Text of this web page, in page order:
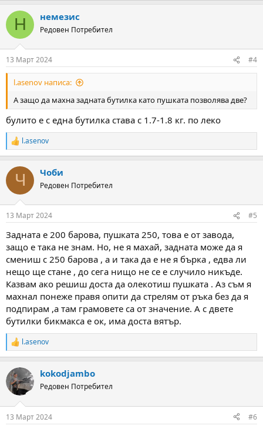
Н немезис
Редовен Потребител
13 Март 2024 #4
l.asenov написа:
А защо да махна задната бутилка като пушката позволява две?
булито е с една бутилка става с 1.7-1.8 кг. по леко
R
e
c
i
s
l.asenov
Ч Чоби
Редовен Потребител
13 Март 2024 #5
Задната е 200 барова, пушката 250, това е от завода,
защо е така не знам. Но, не я махай, задната може да я
смениш с 250 барова , а и така да е не я бърка , едва ли
нещо ще стане , до сега нищо не се е случило никъде.
Казвам ако решиш доста да олекотиш пушката . Аз съм я
махнал понеже правя опити да стрелям от ръка без да я
подпирам ,а там грамовете са от значение. А с двете
бутилки бикмакса е ок, има доста вятър.
R
e
c
t
i
s
l.asenov
kokodjambo
Редовен Потребител
13 Март 2024 #6